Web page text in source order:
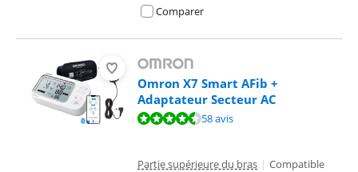
Comparer
Omron X7 Smart AFib +
Adaptateur Secteur AC
La note est de 9,0 sur 10, basée sur 58 avis.58 avis
Partie supérieure du bras | Compatible